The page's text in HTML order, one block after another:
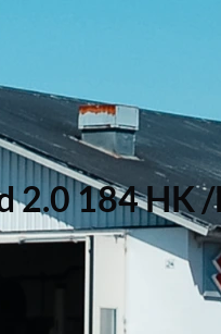
2.0 184 HK